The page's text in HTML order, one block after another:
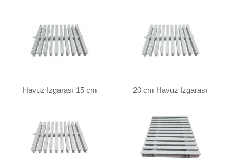
Havuz Izgarası 15 cm 20 cm Havuz Izgarası